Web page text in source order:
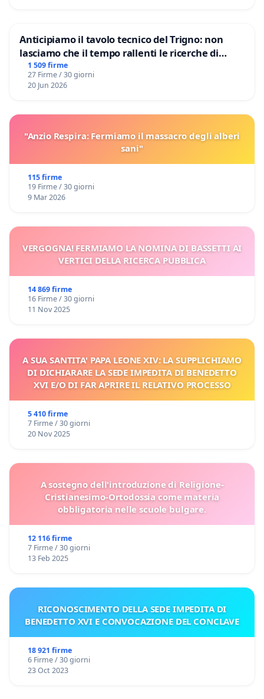
Anticipiamo il tavolo tecnico del Trigno: non
lasciamo che il tempo rallenti le ricerche di
Domenico Racanati
1 509 firme
27 Firme / 30 giorni
20 Jun 2026
"Anzio Respira: Fermiamo il massacro degli alberi
sani"
115 firme
19 Firme / 30 giorni
9 Mar 2026
VERGOGNA! FERMIAMO LA NOMINA DI BASSETTI AI
VERTICI DELLA RICERCA PUBBLICA
14 869 firme
16 Firme / 30 giorni
11 Nov 2025
A SUA SANTITA' PAPA LEONE XIV: LA SUPPLICHIAMO
DI DICHIARARE LA SEDE IMPEDITA DI BENEDETTO
XVI E/O DI FAR APRIRE IL RELATIVO PROCESSO
5 410 firme
7 Firme / 30 giorni
20 Nov 2025
A sostegno dell'introduzione di Religione-
Cristianesimo-Ortodossia come materia
obbligatoria nelle scuole bulgare.
12 116 firme
7 Firme / 30 giorni
13 Feb 2025
RICONOSCIMENTO DELLA SEDE IMPEDITA DI
BENEDETTO XVI E CONVOCAZIONE DEL CONCLAVE
18 921 firme
6 Firme / 30 giorni
23 Oct 2023